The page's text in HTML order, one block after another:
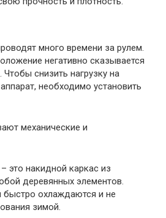
много времени за рулем.
негативно сказывается
снизить нагрузку на
необходимо установить
механические и
это накидной каркас из
деревянных элементов.
охлаждаются и не
зимой.